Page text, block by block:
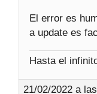
El error es
a update es
Hasta el
21/02/2022 a